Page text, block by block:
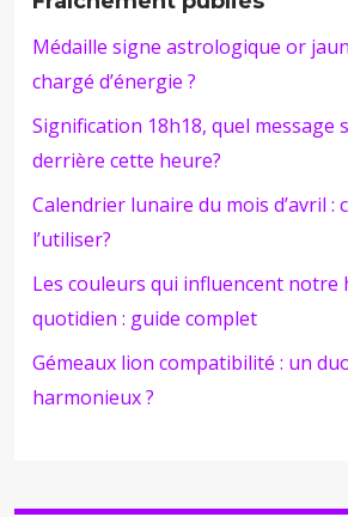
Médaille signe astrologique or
chargé d’énergie ?
Signification 18h18, quel message
derrière cette heure?
Calendrier lunaire du mois d’avril :
l’utiliser?
Les couleurs qui influencent notre
quotidien : guide complet
Gémeaux lion compatibilité : un
harmonieux ?